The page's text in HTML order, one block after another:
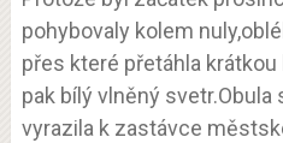
pohybovaly kolem
přes které přetáhla
pak bílý vlněný svetr.Obula
vyrazila k zastávce